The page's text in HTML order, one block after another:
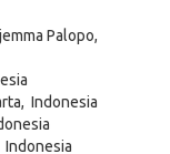
Palopo,
Indonesia
Indonesia